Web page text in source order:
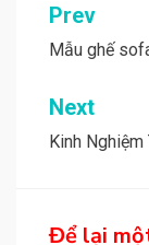
Điều
hướng
bài
viết
Prev
Mẫu ghế
Next
Kinh
Để lại